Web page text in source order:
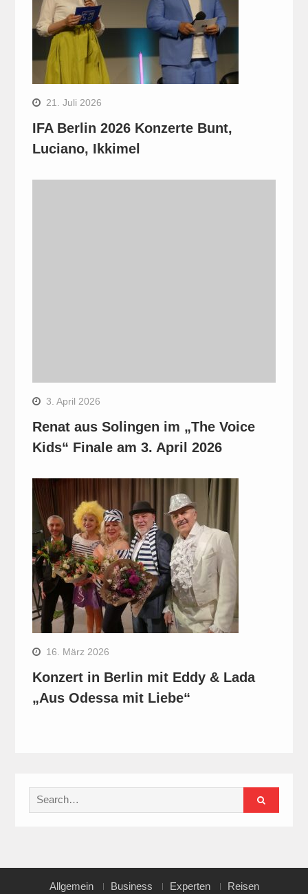
21. Juli 2026
IFA Berlin 2026 Konzerte Bunt,
Luciano, Ikkimel
3. April 2026
Renat aus Solingen im „The Voice
Kids“ Finale am 3. April 2026
16. März 2026
Konzert in Berlin mit Eddy & Lada
„Aus Odessa mit Liebe“
Search
for:
Allgemein Business Experten Reisen